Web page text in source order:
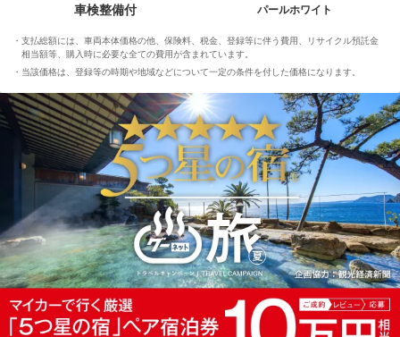
車検整備付
パールホワイト
支払総額には、車両本体価格の他、保険料、税金、登録等に伴う費用、リサイクル預託金
相当額等、購入時に必要な全ての費用が含まれています。
当該価格は、登録等の時期や地域などについて一定の条件を付した価格になります。